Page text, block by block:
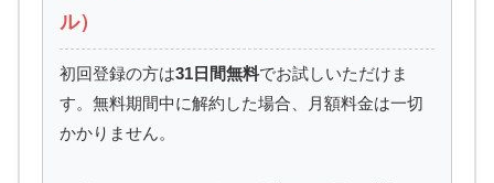
ル）
初回登録の方は31日間無料でお試しいただけま
す。無料期間中に解約した場合、月額料金は一切
かかりません。